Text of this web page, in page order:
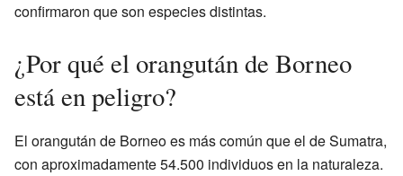
confirmaron que son especies distintas.
¿Por qué el orangután de Borneo
está en peligro?
El orangután de Borneo es más común que el de Sumatra,
con aproximadamente 54.500 individuos en la naturaleza.